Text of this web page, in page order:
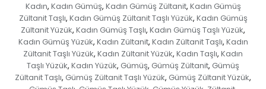
Kadın, Kadın Gümüş, Kadın Gümüş Zültanit, Kadın Gümüş
Zültanit Taşlı, Kadın Gümüş Zültanit Taşlı Yüzük, Kadın Gümüş
Zültanit Yüzük, Kadın Gümüş Taşlı, Kadın Gümüş Taşlı Yüzük,
Kadın Gümüş Yüzük, Kadın Zültanit, Kadın Zültanit Taşlı, Kadın
Zültanit Taşlı Yüzük, Kadın Zültanit Yüzük, Kadın Taşlı, Kadın
Taşlı Yüzük, Kadın Yüzük, Gümüş, Gümüş Zültanit, Gümüş
Zültanit Taşlı, Gümüş Zültanit Taşlı Yüzük, Gümüş Zültanit Yüzük,